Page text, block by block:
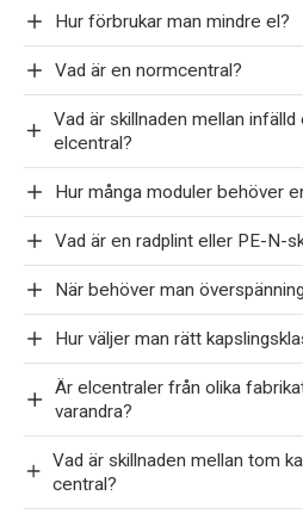
Hur förbrukar man mindre el?
Vad är en normcentral?
Vad är skillnaden mellan infälld
elcentral?
Hur många moduler behöver
Vad är en radplint eller PE-N-
När behöver man
Hur väljer man rätt
Är elcentraler från olika
varandra?
Vad är skillnaden mellan tom
central?